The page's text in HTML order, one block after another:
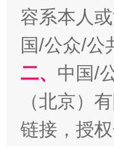
习近平
容系本人
国/公众/公
二、 中国/
（北京）
链接，授